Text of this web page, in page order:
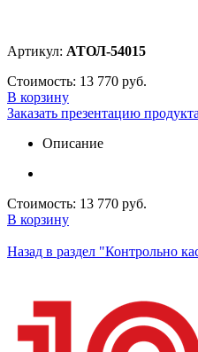
Артикул: АТОЛ-54015
Стоимость: 13 770 руб.
В корзину
Заказать презентацию продукта
Описание
Стоимость: 13 770 руб.
В корзину
Назад в раздел "Контрольно